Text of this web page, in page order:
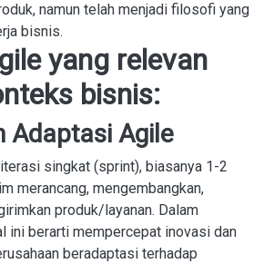
namun telah menjadi filosofi yang
bisnis.
yang relevan
bisnis:
Adaptasi Agile
singkat (sprint), biasanya 1-2
merancang, mengembangkan,
produk/layanan. Dalam
ini berarti mempercepat inovasi dan
beradaptasi terhadap